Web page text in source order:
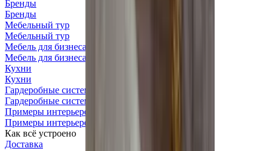
Бренды
Бренды
Мебельный тур
Мебельный тур
Мебель для бизнеса
Мебель для бизнеса
Кухни
Кухни
Гардеробные системы
Гардеробные системы
Примеры интерьеров
Примеры интерьеров
Как всё устроено
Доставка